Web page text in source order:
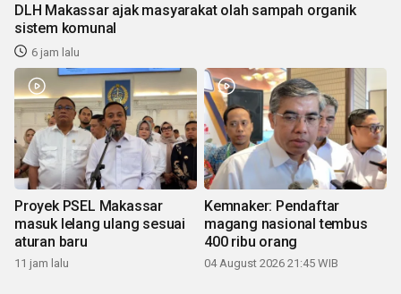
DLH Makassar ajak masyarakat olah sampah organik
sistem komunal
6 jam lalu
Proyek PSEL Makassar
masuk lelang ulang sesuai
aturan baru
11 jam lalu
Kemnaker: Pendaftar
magang nasional tembus
400 ribu orang
04 August 2026 21:45 WIB